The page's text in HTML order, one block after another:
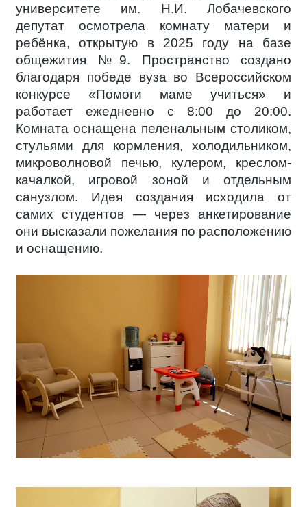
университете им. Н.И. Лобачевского
депутат осмотрела комнату матери и
ребёнка, открытую в 2025 году на базе
общежития №9. Пространство создано
благодаря победе вуза во Всероссийском
конкурсе «Помоги маме учиться» и
работает ежедневно с 8:00 до 20:00.
Комната оснащена пеленальным столиком,
стульями для кормления, холодильником,
микроволновой печью, кулером, креслом-
качалкой, игровой зоной и отдельным
санузлом. Идея создания исходила от
самих студентов — через анкетирование
они высказали пожелания по расположению
и оснащению.